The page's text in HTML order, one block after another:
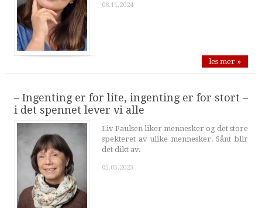
08.11.2024
les mer »
– Ingenting er for lite, ingenting er for stort –
i det spennet lever vi alle
Liv Paulsen liker mennesker og det store
spekteret av ulike mennesker. Sånt blir
det dikt av.
05.05.2023